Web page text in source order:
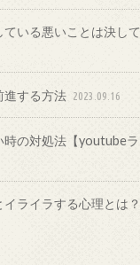
ている悪いことは決して
進する方法 2023.09.16
時の対処法【youtubeラ
ライラする心理とは？